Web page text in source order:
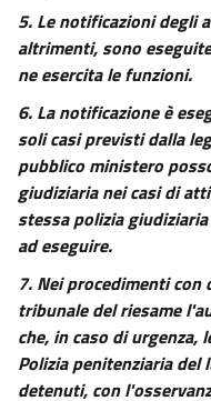
29
30
31
32
((CAPACITÀ
33
33 bis
33 ter
33 quater
PROVVEDIMENTI SULLA
5. Le notificazioni degli
altrimenti, sono
ne esercita le funzioni.
6. La notificazione è
soli casi previsti dalla
pubblico ministero
giudiziaria nei casi di
stessa polizia
ad eseguire.
7. Nei procedimenti
tribunale del riesame
che, in caso di urgenza,
Polizia penitenziaria
detenuti, con